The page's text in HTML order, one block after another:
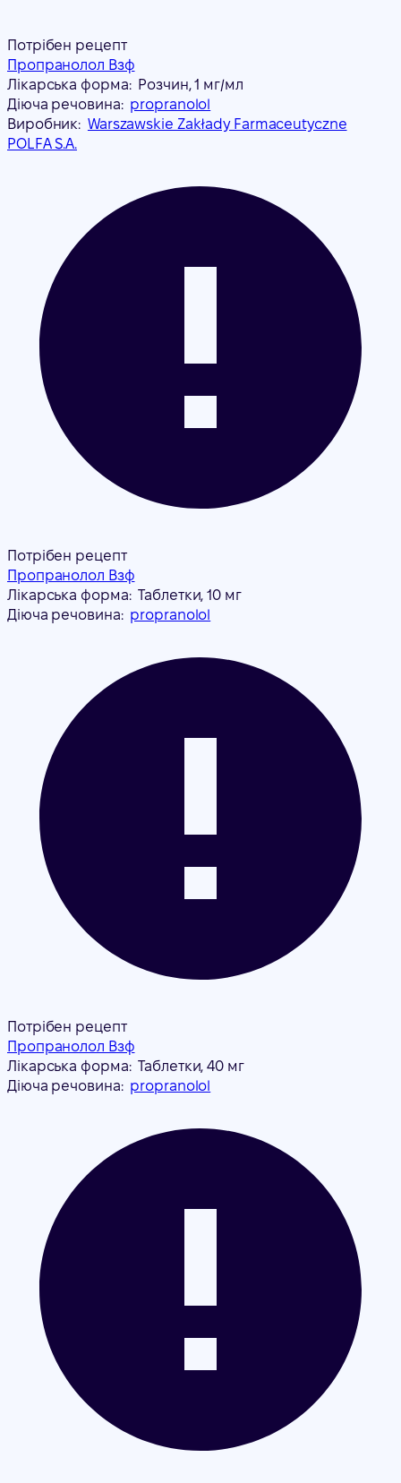
Потрібен рецепт
Пропранолол Взф
Лікарська форма: Розчин, 1 мг/мл
Діюча речовина: propranolol
Виробник: Warszawskie Zakłady Farmaceutyczne
POLFA S.A.
Потрібен рецепт
Пропранолол Взф
Лікарська форма: Таблетки, 10 мг
Діюча речовина: propranolol
Потрібен рецепт
Пропранолол Взф
Лікарська форма: Таблетки, 40 мг
Діюча речовина: propranolol